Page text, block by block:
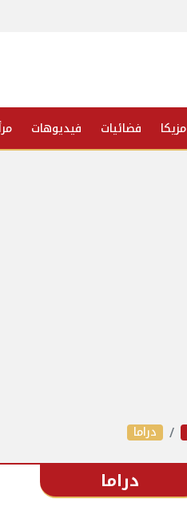
مزيكا فضائيات فيديوهات
دراما
دراما